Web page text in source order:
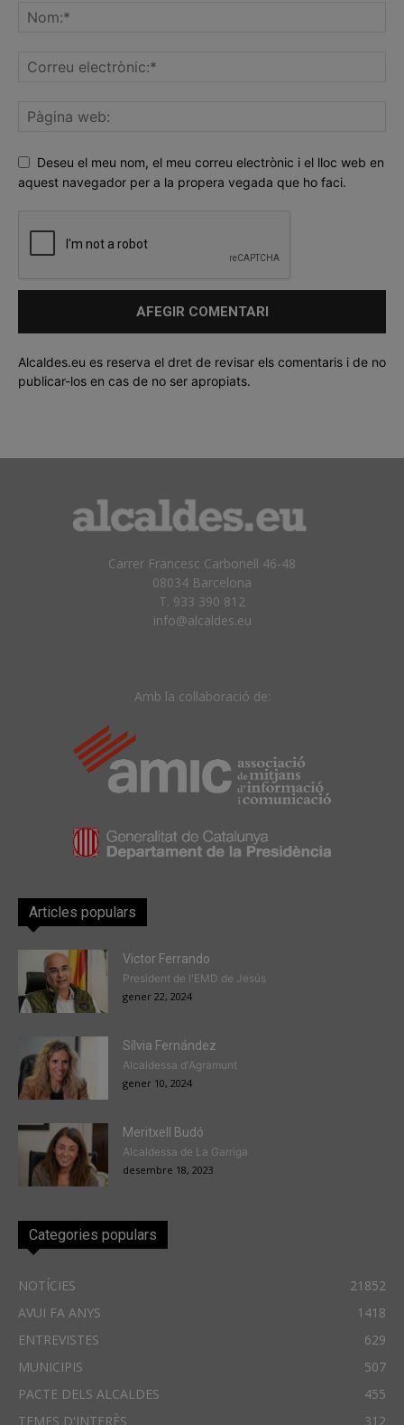
Deseu el meu nom, el meu correu electrònic i el lloc web en
aquest navegador per a la propera vegada que ho faci.
Alcaldes.eu es reserva el dret de revisar els comentaris i de no
publicar-los en cas de no ser apropiats.
Carrer Francesc Carbonell 46-48
08034 Barcelona
T. 933 390 812
info@alcaldes.eu
Amb la col·laboració de:
Articles populars
Victor Ferrando
President de l'EMD de Jesús
gener 22, 2024
Sílvia Fernández
Alcaldessa d'Agramunt
gener 10, 2024
Meritxell Budó
Alcaldessa de La Garriga
desembre 18, 2023
Categories populars
NOTÍCIES
21852
AVUI FA ANYS
1418
ENTREVISTES
629
MUNICIPIS
507
PACTE DELS ALCALDES
455
TEMES D'INTERÈS
312